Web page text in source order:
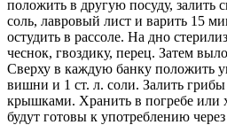
положить в другую посуду, залить
соль, лавровый лист и варить 15
остудить в рассоле. На дно
чеснок, гвоздику, перец. Затем
Сверху в каждую банку положить
вишни и 1 ст. л. соли. Залить
крышками. Хранить в погребе или
будут готовы к употреблению